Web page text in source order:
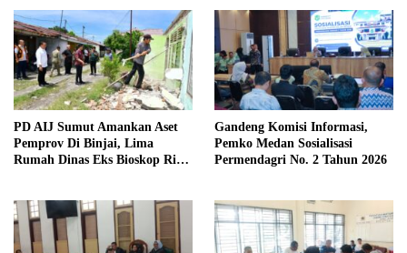
PD AIJ Sumut Amankan Aset
Pemprov Di Binjai, Lima
Rumah Dinas Eks Bioskop Ria
Gandeng Komisi Informasi,
Pemko Medan Sosialisasi
Permendagri No. 2 Tahun 2026